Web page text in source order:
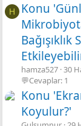
H
Konu
hamza527 30
💬Cevaplar: 1
Konu
Koyulur?'